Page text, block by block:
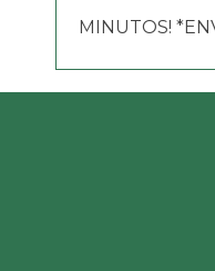
MINUTOS!